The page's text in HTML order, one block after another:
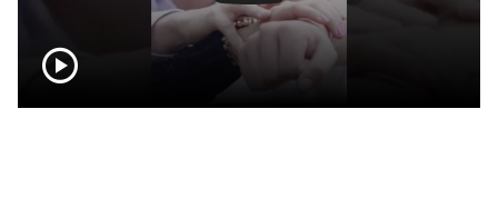
play_circle